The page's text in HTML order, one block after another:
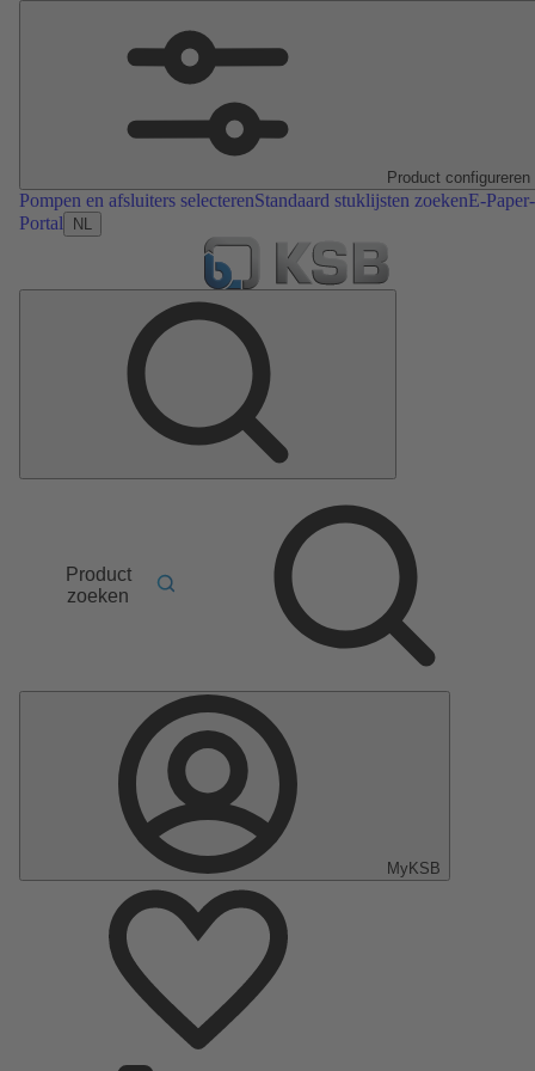
Product configureren
Pompen en afsluiters selecterenStandaard stuklijsten zoekenE-Paper-
Portal
NL
Product
zoeken
MyKSB